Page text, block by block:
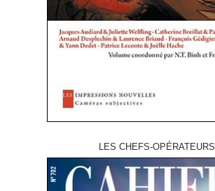
LES CHEFS-OPÉRATEURS